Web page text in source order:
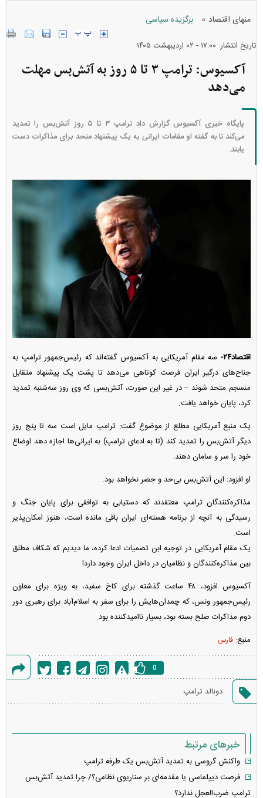
منهای اقتصاد » برگزیده سیاسی
تاریخ انتشار: ۱۷:۰۰ - ۰۲ ارديبهشت ۱۴۰۵
آکسیوس: ترامپ ۳ تا ۵ روز به آتش‌بس مهلت
می‌دهد
پایگاه خبری آکسیوس گزارش داد ترامپ ۳ تا ۵ روز آتش‌بس را تمدید
می‌کند تا به گفته او مقامات ایرانی به یک پیشنهاد متحد برای مذاکرات دست
یابند.
اقتصاد۲۴-
سه مقام آمریکایی به آکسیوس گفته‌اند که رئیس‌جمهور ترامپ به
جناح‌های درگیر ایران فرصت کوتاهی می‌دهد تا پشت یک پیشنهاد متقابل
منسجم متحد شوند – در غیر این صورت، آتش‌بسی که وی روز سه‌شنبه تمدید
کرد، پایان خواهد یافت.
یک منبع آمریکایی مطلع از موضوع گفت: ترامپ مایل است سه تا پنج روز
دیگر آتش‌بس را تمدید کند (تا به ادعای ترامپ) به ایرانی‌ها اجازه دهد اوضاع
خود را سر و سامان دهند.
او افزود: این آتش‌بس بی‌حد و حصر نخواهد بود.
مذاکره‌کنندگان ترامپ معتقدند که دستیابی به توافقی برای پایان جنگ و
رسیدگی به آنچه از برنامه هسته‌ای ایران باقی مانده است، هنوز امکان‌پذیر
است.
یک مقام آمریکایی در توجیه ابن تصمیات ادعا کرده، ما دیدیم که شکاف مطلق
بین مذاکره‌کنندگان و نظامیان در داخل ایران وجود دارد!
آکسیوس افزود، ۴۸ ساعت گذشته برای کاخ سفید، به ویژه برای معاون
رئیس‌جمهور ونس، که چمدان‌هایش را برای سفر به اسلام‌آباد برای رهبری دور
دوم مذاکرات صلح بسته بود، بسیار ناامیدکننده بود.
منبع: فارس
خطا
0
دونالد ترامپ
خبرهای مرتبط
واکنش گروسی به تمدید آتش‌بس یک طرفه ترامپ
فرصت دیپلماسی یا مقدمه‌ای بر سناریوی نظامی؟/ چرا تمدید آتش‌بس
ترامپ ضرب‌العجل ندارد؟